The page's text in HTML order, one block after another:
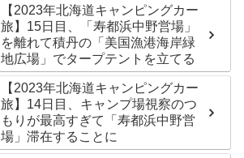
【2023年北海道キャンピングカー
旅】15日目、「寿都浜中野営場」
を離れて積丹の「美国漁港海岸緑
地広場」でタープテントを立てる
【2023年北海道キャンピングカー
旅】14日目、キャンプ場視察のつ
もりが最高すぎて「寿都浜中野営
場」滞在することに